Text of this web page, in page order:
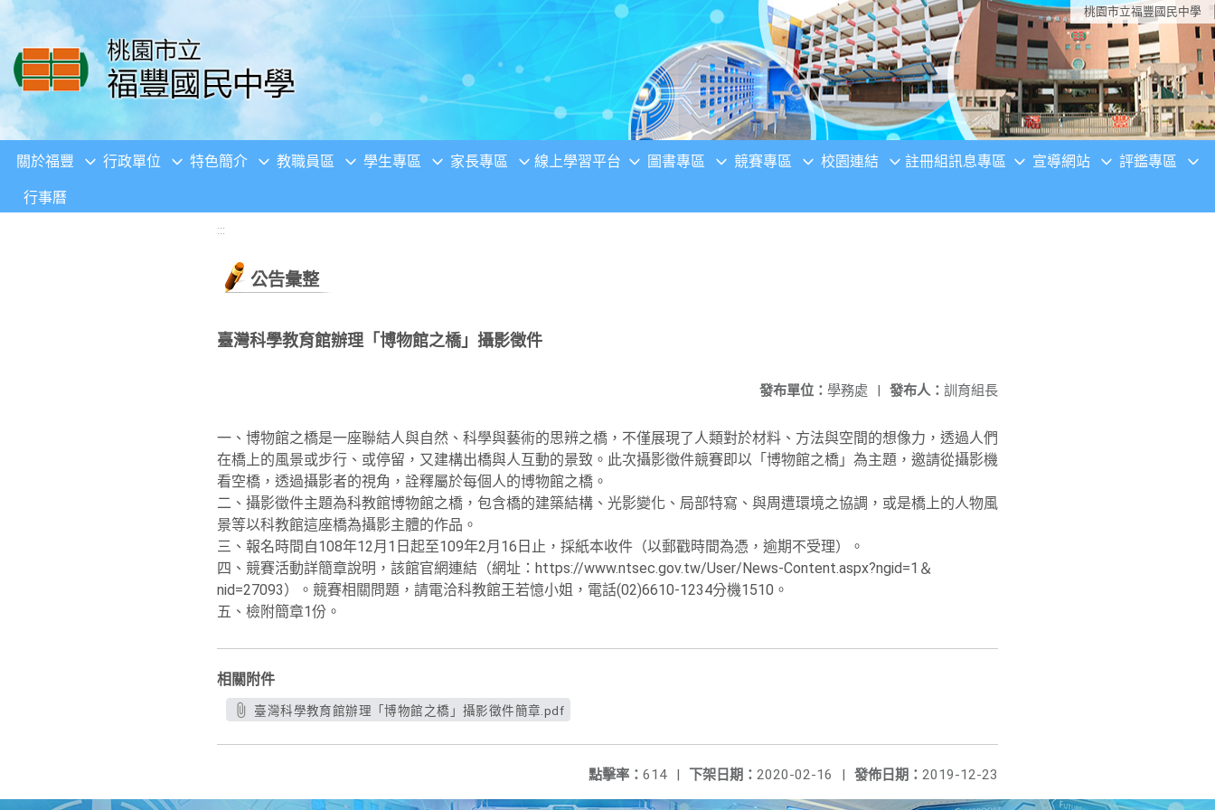
移至網頁之主要內容區位置 桃園市立福豐國民中學
關於福豐 行政單位 特色簡介 教職員區 學生專區 家長專區 線上學習平台 圖書專區 競賽專區 校園連結 註冊組訊息專區 宣導網站 評鑑專區
行事曆
:::
公告彙整
臺灣科學教育館辦理「博物館之橋」攝影徵件
發布人： 訓育組長
發布單位： 學務處 |
一、博物館之橋是一座聯結人與自然、科學與藝術的思辨之橋，不僅展現了人類對於材料、方法與空間的想像力，透過人們
在橋上的風景或步行、或停留，又建構出橋與人互動的景致。此次攝影徵件競賽即以「博物館之橋」為主題，邀請從攝影機
看空橋，透過攝影者的視角，詮釋屬於每個人的博物館之橋。
二、攝影徵件主題為科教館博物館之橋，包含橋的建築結構、光影變化、局部特寫、與周遭環境之協調，或是橋上的人物風
景等以科教館這座橋為攝影主體的作品。
三、報名時間自108年12月1日起至109年2月16日止，採紙本收件（以郵戳時間為憑，逾期不受理）。
四、競賽活動詳簡章說明，該館官網連結（網址：https://www.ntsec.gov.tw/User/News-Content.aspx?ngid=1＆
nid=27093）。競賽相關問題，請電洽科教館王若憶小姐，電話(02)6610-1234分機1510。
五、檢附簡章1份。
相關附件
臺灣科學教育館辦理「博物館之橋」攝影徵件簡章.pdf
發佈日期： 2019-12-23
下架日期： 2020-02-16 |
點擊率： 614 |